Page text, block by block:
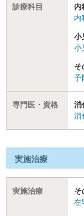
診療科目
内
内
小
小
そ
予
専門医・資格
消
消
実施治療
実施治療
そ
在